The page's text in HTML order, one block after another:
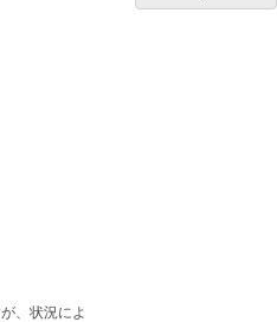
、状況によ